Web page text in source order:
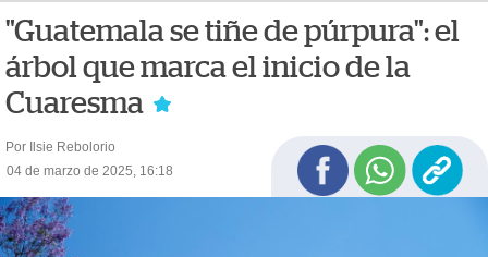
"Guatemala se tiñe de púrpura": el
árbol que marca el inicio de la
Cuaresma
Por Ilsie Rebolorio
04 de marzo de 2025, 16:18